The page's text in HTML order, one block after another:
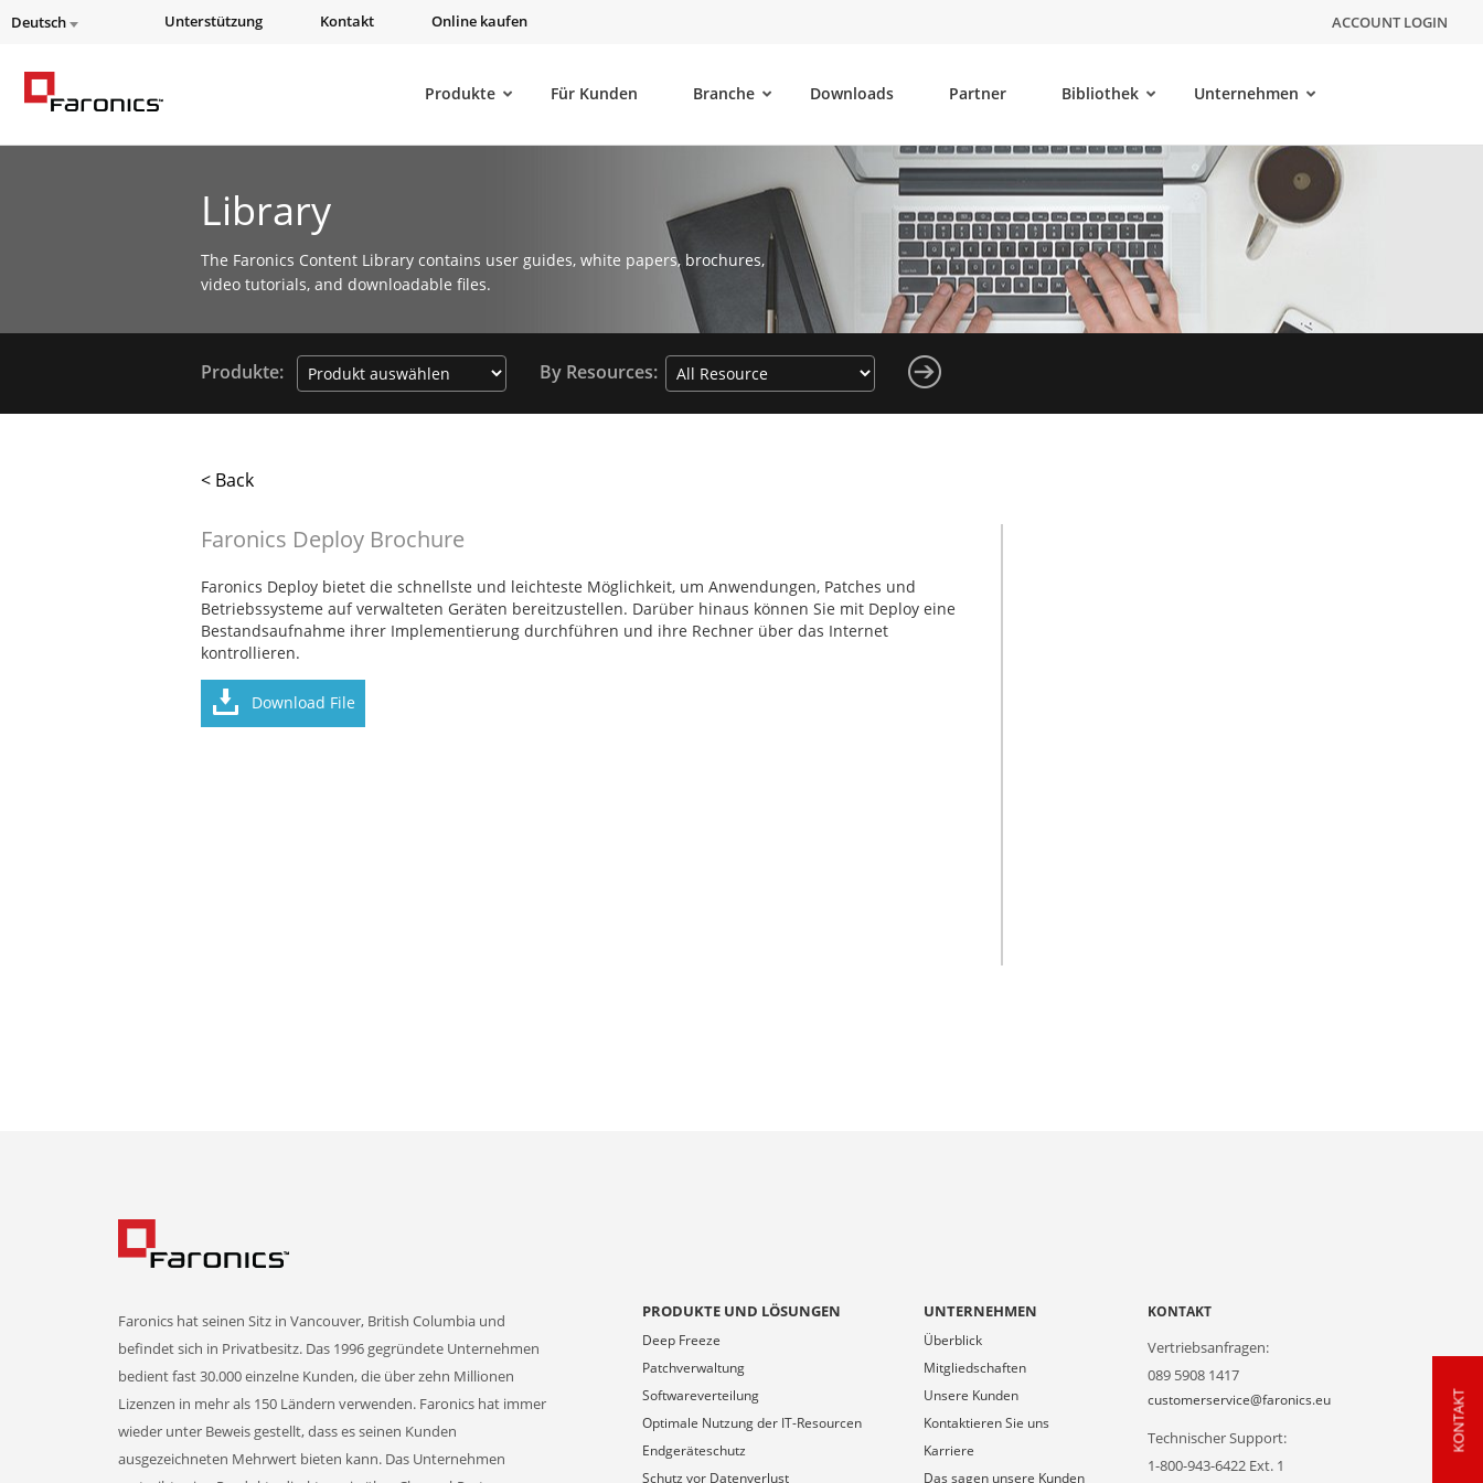
Deutsch Unterstützung Kontakt Online kaufen ACCOUNT LOGIN
Produkte Für Kunden Branche Downloads Partner Bibliothek Unternehmen
Library
The Faronics Content Library contains user guides, white papers, brochures,
video tutorials, and downloadable files.
Produkte: By Resources:
< Back
Faronics Deploy Brochure
Faronics Deploy bietet die schnellste und leichteste Möglichkeit, um Anwendungen, Patches und
Betriebssysteme auf verwalteten Geräten bereitzustellen. Darüber hinaus können Sie mit Deploy eine
Bestandsaufnahme ihrer Implementierung durchführen und ihre Rechner über das Internet
kontrollieren.
Download File
Faronics hat seinen Sitz in Vancouver, British Columbia und
befindet sich in Privatbesitz. Das 1996 gegründete Unternehmen
bedient fast 30.000 einzelne Kunden, die über zehn Millionen
Lizenzen in mehr als 150 Ländern verwenden. Faronics hat immer
wieder unter Beweis gestellt, dass es seinen Kunden
ausgezeichneten Mehrwert bieten kann. Das Unternehmen
PRODUKTE UND LÖSUNGEN
Deep Freeze
Patchverwaltung
Softwareverteilung
Optimale Nutzung der IT-Resourcen
Endgeräteschutz
Schutz vor Datenverlust
UNTERNEHMEN
Überblick
Mitgliedschaften
Unsere Kunden
Kontaktieren Sie uns
Karriere
Das sagen unsere Kunden
KONTAKT
Vertriebsanfragen:
089 5908 1417
customerservice@faronics.eu
Technischer Support:
1-800-943-6422 Ext. 1
KONTAKT